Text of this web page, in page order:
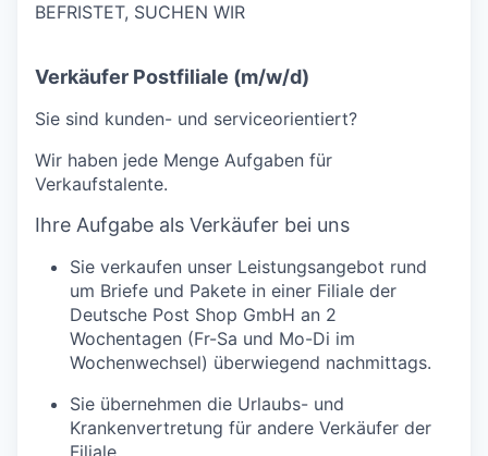
BEFRISTET, SUCHEN WIR
Verkäufer Postfiliale (m/w/d)
Sie sind kunden- und serviceorientiert?
Wir haben jede Menge Aufgaben für
Verkaufstalente.
Ihre Aufgabe als Verkäufer bei uns
Sie verkaufen unser Leistungsangebot rund
um Briefe und Pakete in einer Filiale der
Deutsche Post Shop GmbH an 2
Wochentagen (Fr-Sa und Mo-Di im
Wochenwechsel) überwiegend nachmittags.
Sie übernehmen die Urlaubs- und
Krankenvertretung für andere Verkäufer der
Filiale.